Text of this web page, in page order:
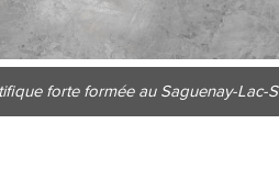
forte formée au Saguenay-Lac-